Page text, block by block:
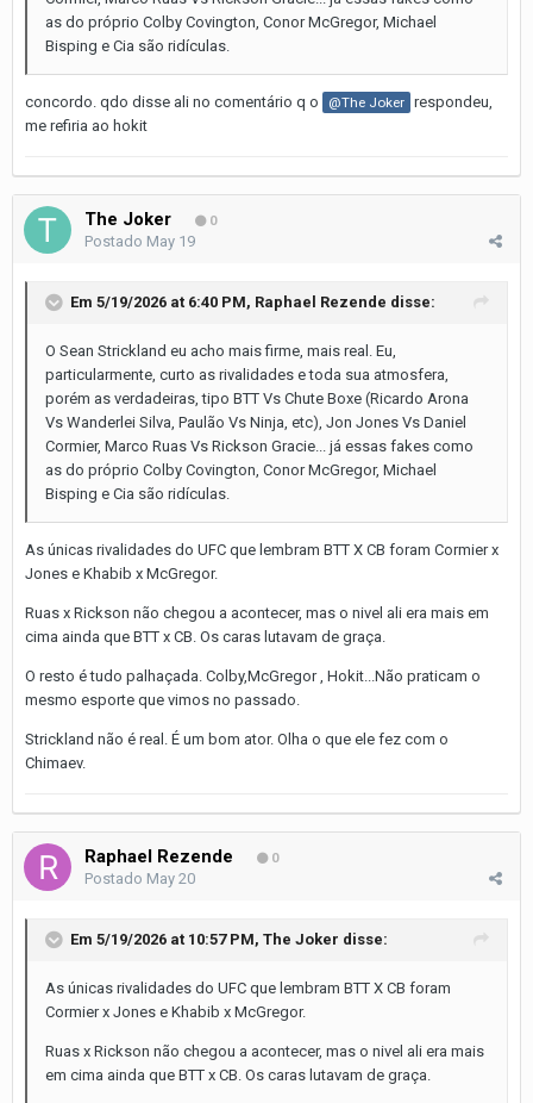
as do próprio Colby Covington, Conor McGregor, Michael
Bisping e Cia são ridículas.
concordo. qdo disse ali no comentário q o @The Joker respondeu,
me refiria ao hokit
The Joker 0
Postado May 19
Em 5/19/2026 at 6:40 PM, Raphael Rezende disse:
O Sean Strickland eu acho mais firme, mais real. Eu,
particularmente, curto as rivalidades e toda sua atmosfera,
porém as verdadeiras, tipo BTT Vs Chute Boxe (Ricardo Arona
Vs Wanderlei Silva, Paulão Vs Ninja, etc), Jon Jones Vs Daniel
Cormier, Marco Ruas Vs Rickson Gracie... já essas fakes como
as do próprio Colby Covington, Conor McGregor, Michael
Bisping e Cia são ridículas.
As únicas rivalidades do UFC que lembram BTT X CB foram Cormier x
Jones e Khabib x McGregor.
Ruas x Rickson não chegou a acontecer, mas o nivel ali era mais em
cima ainda que BTT x CB. Os caras lutavam de graça.
O resto é tudo palhaçada. Colby,McGregor , Hokit...Não praticam o
mesmo esporte que vimos no passado.
Strickland não é real. É um bom ator. Olha o que ele fez com o
Chimaev.
Raphael Rezende 0
Postado May 20
Em 5/19/2026 at 10:57 PM, The Joker disse:
As únicas rivalidades do UFC que lembram BTT X CB foram
Cormier x Jones e Khabib x McGregor.
Ruas x Rickson não chegou a acontecer, mas o nivel ali era mais
em cima ainda que BTT x CB. Os caras lutavam de graça.